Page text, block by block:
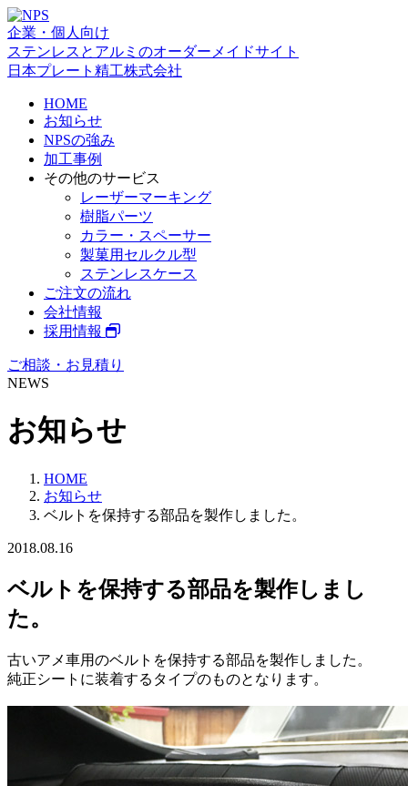
企業・個人向け
ステンレスとアルミのオーダーメイドサイト
日本プレート精工株式会社
HOME
お知らせ
NPSの強み
加工事例
その他のサービス
レーザーマーキング
樹脂パーツ
カラー・スペーサー
製菓用セルクル型
ステンレスケース
ご注文の流れ
会社情報
採用情報
ご相談・お見積り
NEWS
お知らせ
HOME
お知らせ
ベルトを保持する部品を製作しました。
2018.08.16
ベルトを保持する部品を製作しまし
た。
古いアメ車用のベルトを保持する部品を製作しました。
純正シートに装着するタイプのものとなります。